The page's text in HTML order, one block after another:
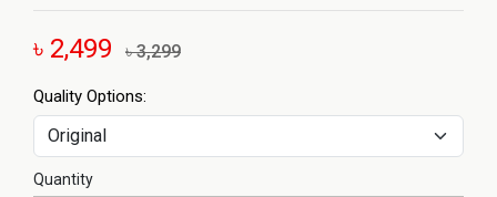
৳ 2,499 ৳ 3,299
Quality Options:
Quantity